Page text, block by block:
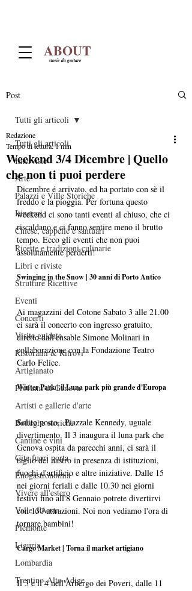
ABOUT
storie da gustare
Post
Tutti gli articoli
Interviste
Arte
Palazzi e Ville Storiche
Itinerari
Chiese, cappelle e santuari
Ricette e tradizioni culinarie
Libri e riviste
Strutture Ricettive
Eventi
Concerti
Visite guidate
Ristoranti & Ritrovi
Artigianato
Profumi di Genova
Artisti e gallerie d'arte
Botteghe storiche
Cantine e vini
Gite fuori porta
Enogastronomia
Vivere all'estero
Valle d’Aosta
Piemonte
Liguria
Lombardia
Trentino-Alto Adige
Tutti gli articoli
Weekend 3/4 Dicembre | Quello
che non ti puoi perdere
Redazione
Tempo di lettura: 1 min
Dicembre é arrivato, ed ha portato con sè il
freddo e la pioggia. Per fortuna questo
weekend ci sono tanti eventi al chiuso, che ci
riscaldano e ci fanno sentire meno il brutto
tempo. Ecco gli eventi che non puoi
assolutamente perderti!
Swinging in the Snow | 30 anni di Porto Antico
Ai magazzini del Cotone Sabato 3 alle 21.00
ci sarà il concerto con ingresso gratuito,
diretto dall'ensable Simone Molinari in
collaborazione con la Fondazione Teatro
Carlo Felice.
Winter Park | il Luna park più grande d'Europa
Solito posto,  Piazzale Kennedy, uguale
divertimento. Il 3 inaugura il luna park che
Genova ospita da parecchi anni, ci sarà il
taglio del nastro in presenza di istituzioni,
fuochi d'artificio e altre iniziative. Dalle 15
nei giorni feriali e dalle 10.30 nei giorni
festivi fino all'8 Gennaio potrete divertirvi
con 130 attrazioni. Noi non vediamo l'ora di
tornare bambini!
Cargo Market | Torna il market artigiano
Il 3 e il 4 nell'Arbergo dei Poveri, dalle 11